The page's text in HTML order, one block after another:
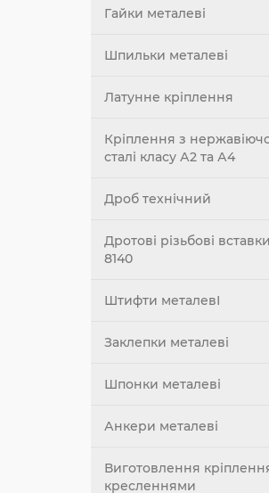
Гайки металеві
Шпильки металеві
Латунне кріплення
Кріплення з
сталі класу А2 та А4
Дроб технічний
Дротові різьбові
8140
Штифти металевІ
Заклепки металеві
Шпонки металеві
Анкери металеві
Виготовлення
кресленнями